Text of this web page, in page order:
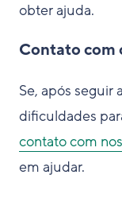
obter ajuda.
Contato com
Se, após seguir
dificuldades
contato com
em ajudar.